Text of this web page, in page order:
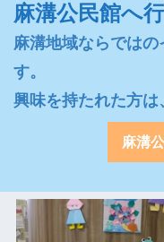
麻溝公民館へ
麻溝地域ならでは
す。
興味を持たれた方は
麻溝